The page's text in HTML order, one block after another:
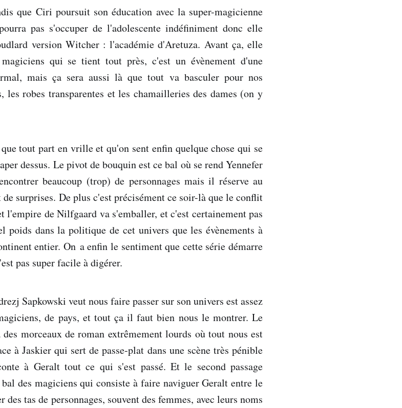
que Ciri poursuit son éducation avec la super-magicienne
pas s'occuper de l'adolescente indéfiniment donc elle
version Witcher : l'académie d'Aretuza. Avant ça, elle
qui se tient tout près, c'est un évènement d'une
mais ça sera aussi là que tout va basculer pour nos
les robes transparentes et les chamailleries des dames (on y
tout part en vrille et qu'on sent enfin quelque chose qui se
dessus. Le pivot de bouquin est ce bal où se rend Yennefer
beaucoup (trop) de personnages mais il réserve au
surprises. De plus c'est précisément ce soir-là que le conflit
l'empire de Nilfgaard va s'emballer, et c'est certainement pas
poids dans la politique de cet univers que les évènements à
entier. On a enfin le sentiment que cette série démarre
pas super facile à digérer.
Sapkowski veut nous faire passer sur son univers est assez
de pays, et tout ça il faut bien nous le montrer. Le
morceaux de roman extrêmement lourds où tout nous est
à Jaskier qui sert de passe-plat dans une scène très pénible
à Geralt tout ce qui s'est passé. Et le second passage
des magiciens qui consiste à faire naviguer Geralt entre le
tas de personnages, souvent des femmes, avec leurs noms